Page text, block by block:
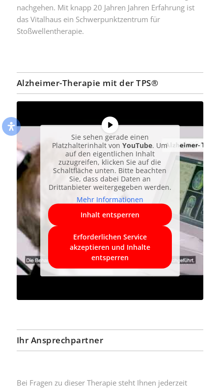
nachgehen. Mit knapp 20 Jahren Jahren Erfahrung ist
das Vitalhaus ein Schwerpunktzentrum für
Stoßwellentherapie.
Alzheimer-Therapie mit der TPS®
Sie sehen gerade einen
Platzhalterinhalt vonYouTube. Um
auf den eigentlichen Inhalt
zuzugreifen, klicken Sie auf die
Schaltfläche unten. Bitte beachten
Sie, dass dabei Daten an
Drittanbieter weitergegeben werden.
Mehr Informationen
Inhalt entsperren
Erforderlichen Service
akzeptieren und Inhalte
entsperren
Ihr Ansprechpartner
Bei Fragen zu dieser Therapie steht Ihnen jederzeit